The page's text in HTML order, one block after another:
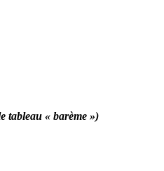
tableau « barème »)